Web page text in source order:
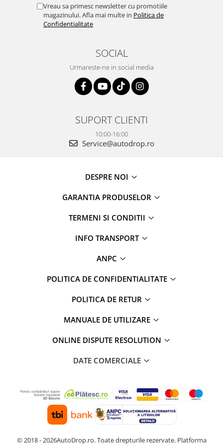
Vreau sa primesc newsletter cu promotiile
magazinului. Afla mai multe in Politica de
Confidentialitate
SOCIAL
Urmareste-ne in social media
SUPORT CLIENTI
10:00-16:00
Service@autodrop.ro
DESPRE NOI
GARANTIA PRODUSELOR
TERMENI SI CONDITII
INFO TRANSPORT
ANPC
POLITICA DE CONFIDENTIALITATE
POLITICA DE RETUR
MANUALE DE UTILIZARE
ONLINE DISPUTE RESOLUTION
DATE COMERCIALE
© 2018 - 2026AutoDrop.ro. Toate drepturile rezervate. Platforma